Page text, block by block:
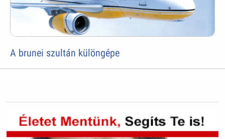
A brunei szultán különgépe